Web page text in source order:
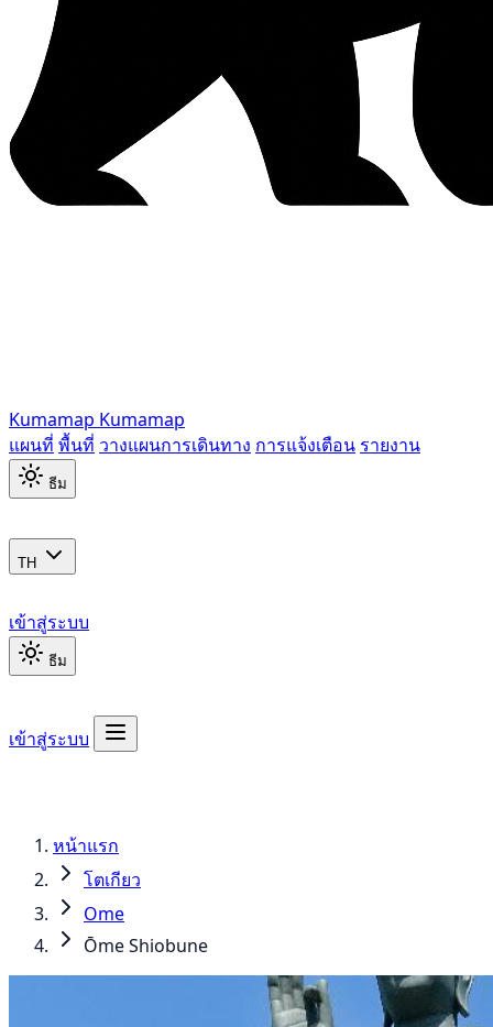
Kumamap Kumamap
แผนที่ พื้นที่ วางแผนการเดินทาง การแจ้งเตือน รายงาน
ธีม
TH
เข้าสู่ระบบ
ธีม
เข้าสู่ระบบ
หน้าแรก
โตเกียว
Ome
Ōme Shiobune